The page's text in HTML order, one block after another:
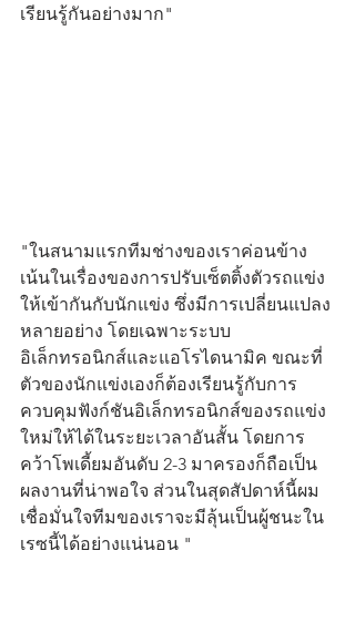
เรียนรู้กันอย่างมาก"
"ในสนามแรกทีมช่างของเราค่อนข้าง
เน้นในเรื่องของการปรับเซ็ตติ้งตัวรถแข่ง
ให้เข้ากันกับนักแข่ง ซึ่งมีการเปลี่ยนแปลง
หลายอย่าง โดยเฉพาะระบบ
อิเล็กทรอนิกส์และแอโรไดนามิค ขณะที่
ตัวของนักแข่งเองก็ต้องเรียนรู้กับการ
ควบคุมฟังก์ชันอิเล็กทรอนิกส์ของรถแข่ง
ใหม่ให้ได้ในระยะเวลาอันสั้น โดยการ
คว้าโพเดี้ยมอันดับ 2-3 มาครองก็ถือเป็น
ผลงานที่น่าพอใจ ส่วนในสุดสัปดาห์นี้ผม
เชื่อมั่นใจทีมของเราจะมีลุ้นเป็นผู้ชนะใน
เรซนี้ได้อย่างแน่นอน "